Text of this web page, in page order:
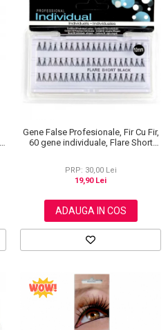
Gene False Profesionale, Fir Cu Fir,
60 gene individuale, Flare Short
PRP: 30,00 Lei
19,90 Lei
ADAUGA IN COS